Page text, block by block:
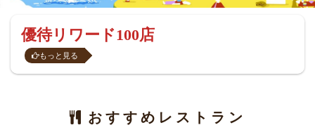
優待リワード100店
もっと見る
おすすめレストラン